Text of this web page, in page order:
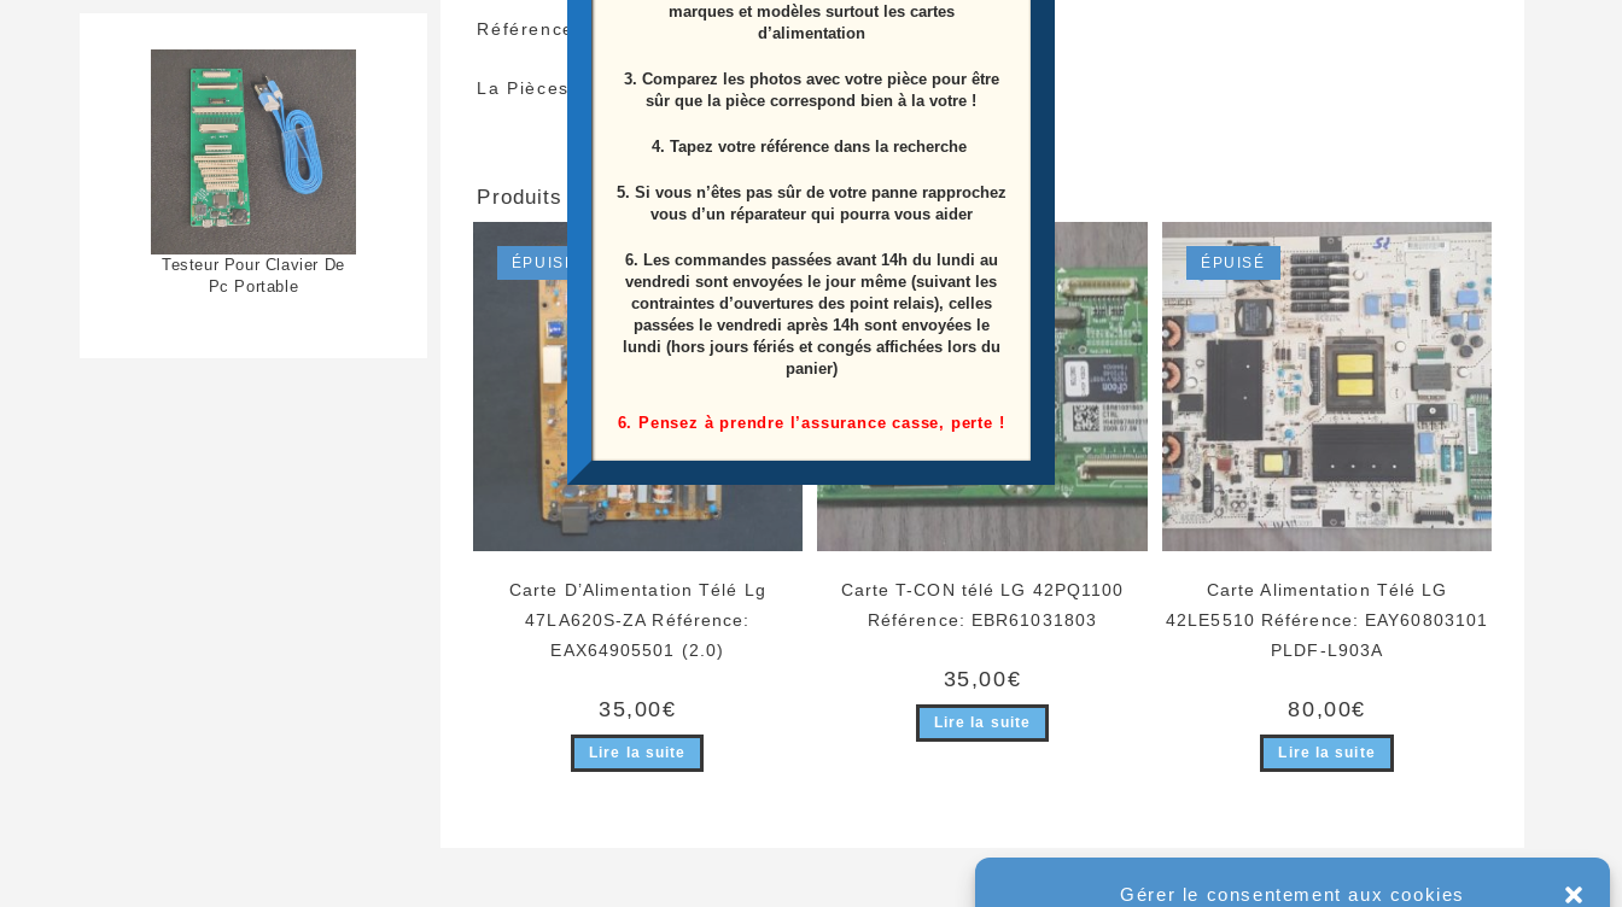
Gérer le consentement aux cookies
Référence: EAY64908601
La Pièces Proviens D’une Télé Écran Casser
Produits similaires
ÉPUISÉ
Carte D’Alimentation Télé Lg
47LA620S-ZA Référence:
EAX64905501 (2.0)
35,00€
Lire la suite
ÉPUISÉ
Carte T-CON télé LG 42PQ1100
Référence: EBR61031803
35,00€
Lire la suite
ÉPUISÉ
Carte Alimentation Télé LG
42LE5510 Référence: EAY60803101
PLDF-L903A
80,00€
Lire la suite
Testeur Pour Clavier De
Pc Portable
marques et modèles surtout les cartes
d’alimentation
3. Comparez les photos avec votre pièce pour être
sûr que la pièce correspond bien à la votre !
4. Tapez votre référence dans la recherche
5. Si vous n’êtes pas sûr de votre panne rapprochez
vous d’un réparateur qui pourra vous aider
6. Les commandes passées avant 14h du lundi au
vendredi sont envoyées le jour même (suivant les
contraintes d’ouvertures des point relais), celles
passées le vendredi après 14h sont envoyées le
lundi (hors jours fériés et congés affichées lors du
panier)
6. Pensez à prendre l’assurance casse, perte !